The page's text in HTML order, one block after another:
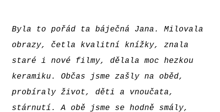
Byla to pořád ta báječná Jana. Milovala
obrazy, četla kvalitní knížky, znala
staré i nové filmy, dělala moc hezkou
keramiku. Občas jsme zašly na oběd,
probíraly život, děti a vnoučata,
stárnutí. A obě jsme se hodně smály,